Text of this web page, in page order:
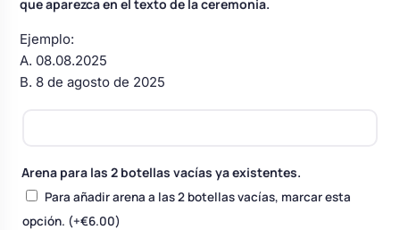
que aparezca en el texto de la ceremonia.
Ejemplo:
A. 08.08.2025
B. 8 de agosto de 2025
Arena para las 2 botellas vacías ya existentes.
Para añadir arena a las 2 botellas vacías, marcar esta
opción. (+€6.00)